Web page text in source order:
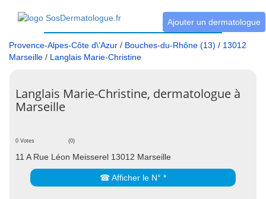
Ajouter un dermatologue
Provence-Alpes-Côte d\'Azur / Bouches-du-Rhône (13) / 13012
Marseille / Langlais Marie-Christine
Langlais Marie-Christine, dermatologue à
Marseille
0 Votes (0)
11 A Rue Léon Meisserel 13012 Marseille
☎ Afficher le N° *